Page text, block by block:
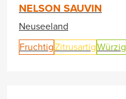
NELSON SAUVIN
Neuseeland
FruchtigZitrusartigWürzig